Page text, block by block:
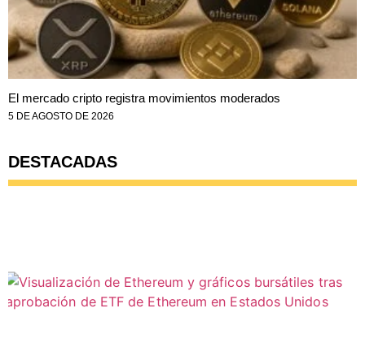
El mercado cripto registra movimientos moderados
5 DE AGOSTO DE 2026
DESTACADAS